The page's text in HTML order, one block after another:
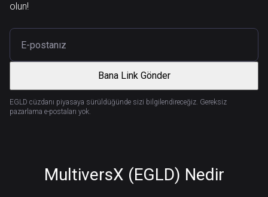
olun!
Bana Link Gönder
EGLD cüzdanı piyasaya sürüldüğünde sizi bilgilendireceğiz. Gereksiz
pazarlama e-postaları yok.
MultiversX (EGLD) Nedir